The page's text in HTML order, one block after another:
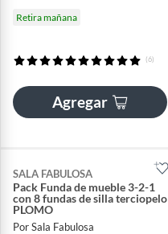
Retira mañana
(6)
Agregar
SALA FABULOSA
Pack Funda de mueble 3-2-1
con 8 fundas de silla terciopelo
PLOMO
Por Sala Fabulosa